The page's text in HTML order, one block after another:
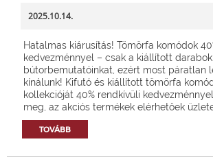
2025.10.14.
Hatalmas kiárusítás! Tömörfa komódok
kedvezménnyel – csak a kiállított
bútorbemutatóinkat, ezért most páratlan
kínálunk! Kifutó és kiállított tömörfa
kollekcióját 40% rendkívüli
meg, az akciós termékek elérhetőek
TOVÁBB